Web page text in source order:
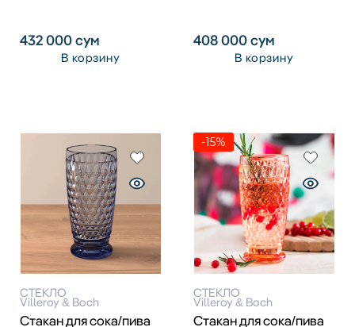
432 000сум
В корзину
408 000сум
В корзину
СТЕКЛО
Villeroy & Boch
Стакан для сока/пива
-15%
СТЕКЛО
Villeroy & Boch
Стакан для сока/пива